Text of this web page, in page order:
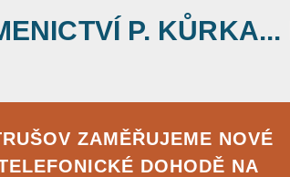
P.
ZAMĚŘUJEME NOVÉ
DOHODĚ NA